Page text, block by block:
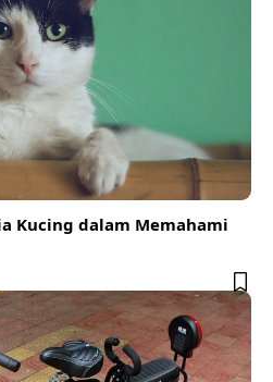
Kucing dalam Memahami